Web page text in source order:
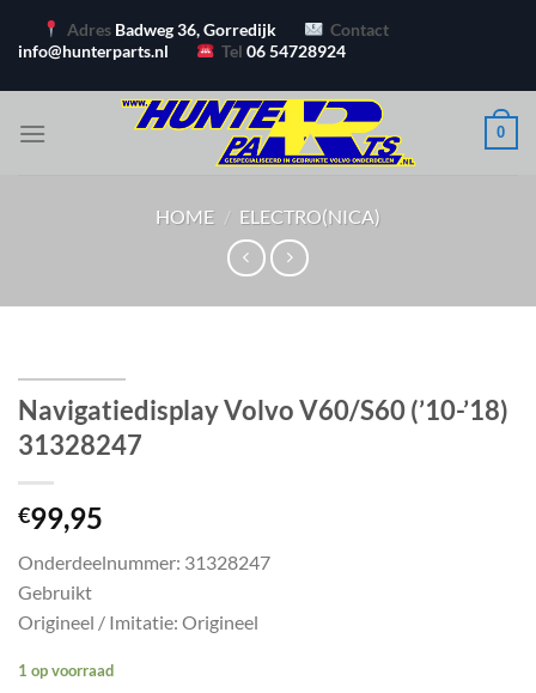
naar
Adres Badweg 36, Gorredijk
Contact
info@hunterparts.nl
Tel06 54728924
0
HOME / ELECTRO(NICA)
Navigatiedisplay Volvo V60/S60 (’10-’18)
31328247
€99,95
Onderdeelnummer: 31328247
Gebruikt
Origineel / Imitatie: Origineel
1 op voorraad